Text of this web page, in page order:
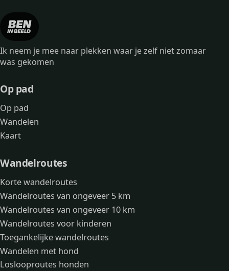
Ik neem je mee naar plekken waar je zelf niet zomaar
was gekomen
Op pad
Op pad
Wandelen
Kaart
Wandelroutes
Korte wandelroutes
Wandelroutes van ongeveer 5 km
Wandelroutes van ongeveer 10 km
Wandelroutes voor kinderen
Toegankelijke wandelroutes
Wandelen met hond
Loslooproutes honden